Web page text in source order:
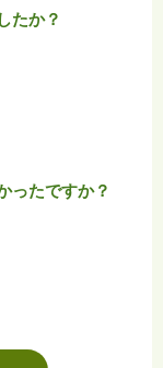
たか？
ったですか？